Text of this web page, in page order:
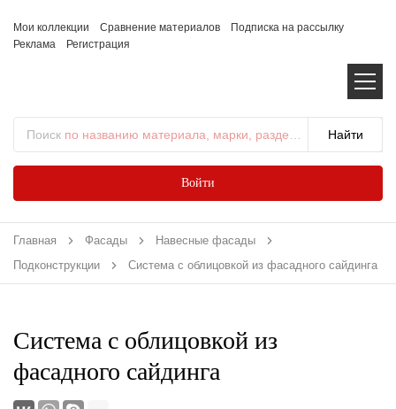
Мои коллекции Сравнение материалов
Подписка на рассылку
Реклама
Регистрация
Поиск по названию материала, марки, раздела...
Войти
Главная Фасады
Навесные фасады
Подконструкции
Система с облицовкой из фасадного сайдинга
Система с облицовкой из
фасадного сайдинга